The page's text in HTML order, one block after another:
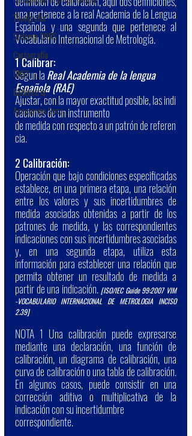
Topografía
Sistema CORS
Cartografía
GNSS
Batimetría
Accesorios Seco
una pertenece a la real Academia de la Lengua
Española y una segunda que pertenece al
Vocabulario Internacional de Metrología.
1 Calibrar:
Segun la Real Academia de la lengua
Española (RAE)
Ajustar, con la mayor exactitud posible, las indi
caciones de un instrumento
de medida con respecto a un patrón de referen
cia.
2 Calibración:
Operación que bajo condiciones especificadas
establece, en una primera etapa, una relación
entre los valores y sus incertidumbres de
medida asociadas obtenidas a partir de los
patrones de medida, y las correspondientes
indicaciones con sus incertidumbres asociadas
y, en una segunda etapa, utiliza esta
información para establecer una relación que
permita obtener un resultado de medida a
partir de una indicación. [ISO/IEC Guide 99:2007 VIM
-VOCABULARIO INTERNACIONAL DE METROLOGIA INCISO
2.39]
NOTA 1 Una calibración puede expresarse
mediante una declaración, una función de
calibración, un diagrama de calibración, una
curva de calibración o una tabla de calibración.
En algunos casos, puede consistir en una
corrección aditiva o multiplicativa de la
indicación con su incertidumbre
correspondiente.